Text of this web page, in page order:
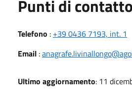
Punti di contatto
Telefono : +39 0436 7193, int. 1
Email :
Ultimo aggiornamento: 11